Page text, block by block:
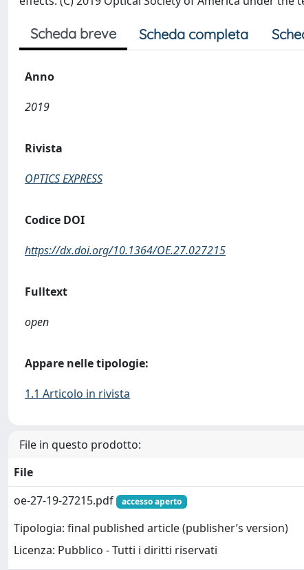
Scheda breve Scheda completa
Anno
2019
Rivista
OPTICS EXPRESS
Codice DOI
https://dx.doi.org/10.1364/OE.27.027215
Fulltext
open
Appare nelle tipologie:
1.1 Articolo in rivista
File in questo prodotto:
File
oe-27-19-27215.pdf
accesso aperto
Tipologia: final published article (publisher’s version)
Licenza: Pubblico - Tutti i diritti riservati